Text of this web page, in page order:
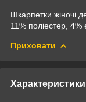
Шкарпетки жіночі
11% поліестер, 4%
Приховати
Характеристики